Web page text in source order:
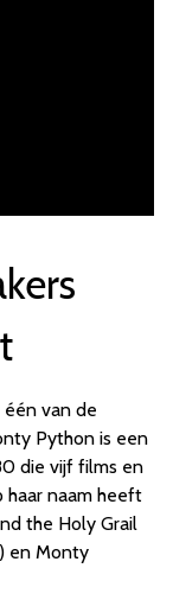
één van de
Python is een
die vijf films en
naam heeft
the Holy Grail
en Monty